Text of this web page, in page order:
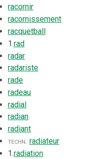
racornir
racornissement
racquetball
1.rad
radar
radariste
rade
radeau
radial
radian
radiant
techn. radiateur
1.radiation